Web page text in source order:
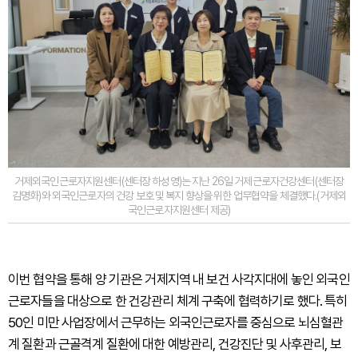
거제외국인근로자지원센터(센터장 하성영)는 지난 26일 거제근로자건강센터(센터장
김명화)와 외국인근로자의 건강 보호 및 복지 향상을 위한 업무협약을 체결했다.(거제외
국인근로자지원센터 제공)
이번 협약을 통해 양 기관은 거제지역 내 보건 사각지대에 놓인 외국인
근로자들을 대상으로 한 건강관리 체계 구축에 협력하기로 했다. 특히
50인 미만 사업장에서 근무하는 외국인근로자를 중심으로 뇌심혈관
계 질환과 근골격계 질환에 대한 예방관리, 건강진단 및 사후관리, 보